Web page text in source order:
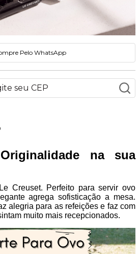
Pelo WhatsApp
na sua
Creuset. Perfeito para servir ovo
agrega sofisticação a mesa.
alegria para as refeições e faz com
muito mais recepcionados.